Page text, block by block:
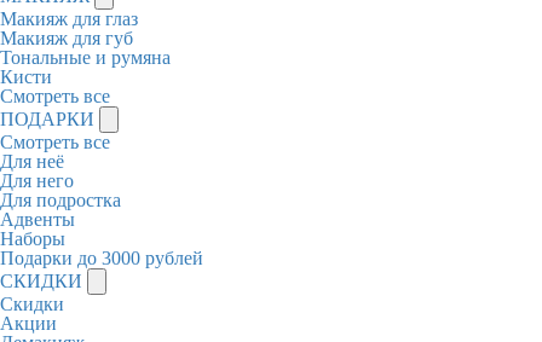
Макияж для глаз
Макияж для губ
Тональные и румяна
Кисти
Смотреть все
ПОДАРКИ
Смотреть все
Для неё
Для него
Для подростка
Адвенты
Наборы
Подарки до 3000 рублей
СКИДКИ
Скидки
Акции